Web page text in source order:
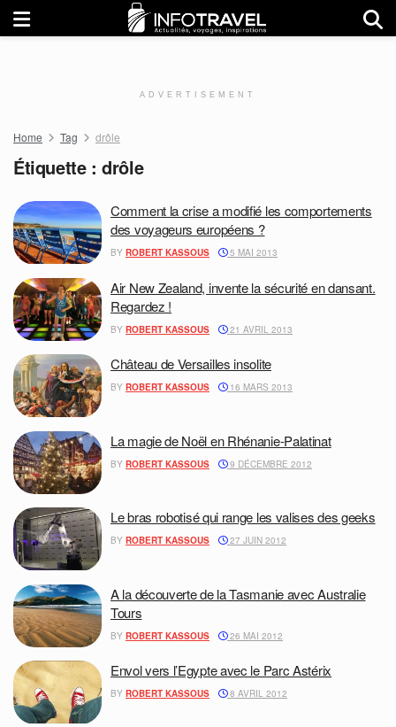
ADVERTISEMENT
Home Tag drôle
Étiquette :drôle
Comment la crise a modifié les comportements
des voyageurs européens ?
BY ROBERT KASSOUS 5 MAI 2013
Air New Zealand, invente la sécurité en dansant.
Regardez !
BY ROBERT KASSOUS 21 AVRIL 2013
Château de Versailles insolite
BY ROBERT KASSOUS 16 MARS 2013
La magie de Noël en Rhénanie-Palatinat
BY ROBERT KASSOUS 9 DÉCEMBRE 2012
Le bras robotisé qui range les valises des geeks
BY ROBERT KASSOUS 27 JUIN 2012
A la découverte de la Tasmanie avec Australie
Tours
BY ROBERT KASSOUS 26 MAI 2012
Envol vers l’Egypte avec le Parc Astérix
BY ROBERT KASSOUS 8 AVRIL 2012